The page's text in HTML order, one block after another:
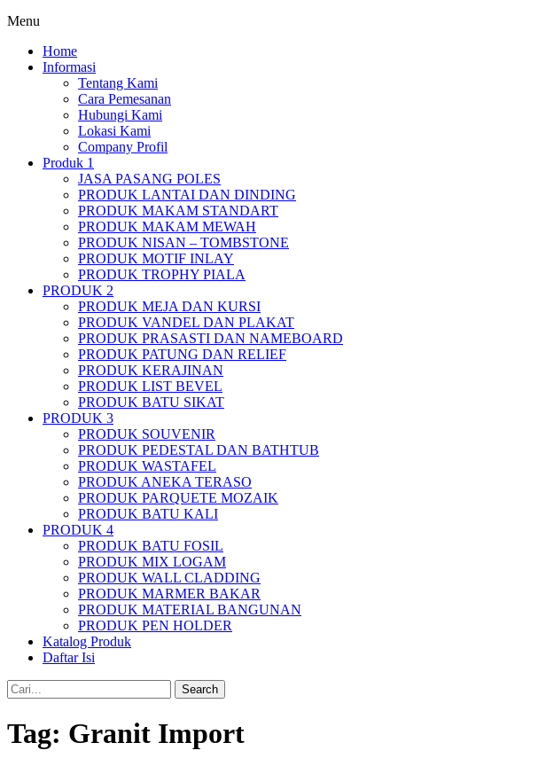
Menu
Home
Informasi
Tentang Kami
Cara Pemesanan
Hubungi Kami
Lokasi Kami
Company Profil
Produk 1
JASA PASANG POLES
PRODUK LANTAI DAN DINDING
PRODUK MAKAM STANDART
PRODUK MAKAM MEWAH
PRODUK NISAN – TOMBSTONE
PRODUK MOTIF INLAY
PRODUK TROPHY PIALA
PRODUK 2
PRODUK MEJA DAN KURSI
PRODUK VANDEL DAN PLAKAT
PRODUK PRASASTI DAN NAMEBOARD
PRODUK PATUNG DAN RELIEF
PRODUK KERAJINAN
PRODUK LIST BEVEL
PRODUK BATU SIKAT
PRODUK 3
PRODUK SOUVENIR
PRODUK PEDESTAL DAN BATHTUB
PRODUK WASTAFEL
PRODUK ANEKA TERASO
PRODUK PARQUETE MOZAIK
PRODUK BATU KALI
PRODUK 4
PRODUK BATU FOSIL
PRODUK MIX LOGAM
PRODUK WALL CLADDING
PRODUK MARMER BAKAR
PRODUK MATERIAL BANGUNAN
PRODUK PEN HOLDER
Katalog Produk
Daftar Isi
Search
Tag: Granit Import